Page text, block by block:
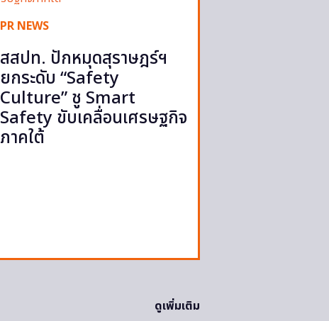
PR NEWS
สสปท. ปักหมุดสุราษฎร์ฯ
ยกระดับ “Safety
Culture” ชู Smart
Safety ขับเคลื่อนเศรษฐกิจ
ภาคใต้
ดูเพิ่มเติม